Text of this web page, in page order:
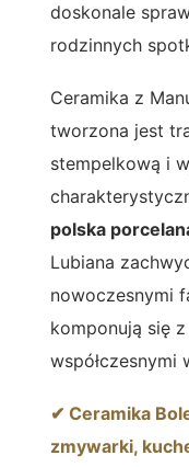
doskonale
rodzinnych
Ceramika z
tworzona jest
stempelkową i
polska
Lubiana
nowoczesnymi
komponują się
współczesnymi
✔ Ceramika
zmywarki,